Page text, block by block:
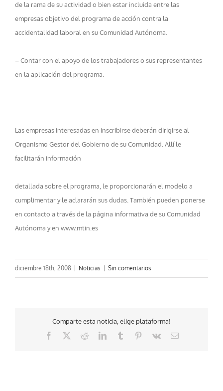
de la rama de su actividad o bien estar incluida entre las
empresas objetivo del programa de acción contra la
accidentalidad laboral en su Comunidad Autónoma.
– Contar con el apoyo de los trabajadores o sus representantes
en la aplicación del programa.
Las empresas interesadas en inscribirse deberán dirigirse al
Organismo Gestor del Gobierno de su Comunidad. Allí le
facilitarán información
detallada sobre el programa, le proporcionarán el modelo a
cumplimentar y le aclararán sus dudas. También pueden ponerse
en contacto a través de la página informativa de su Comunidad
Autónoma y en www.mtin.es
diciembre 18th, 2008 Noticias Sin comentarios
Comparte esta noticia, elige plataforma!
Facebook
RedditLinkedInTumblr Pinterest
Vk
Correo